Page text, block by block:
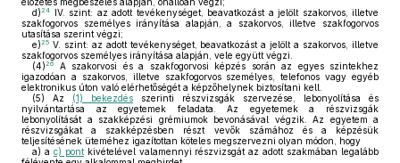
d)24
IV. szint: az adott tevékenységet, beavatkozást a jelölt szakorvos, illetve
szakfogorvos személyes irányítása alapján, a szakorvos, illetve szakfogorvos
utasítása szerint végzi;
e)25 V. szint: az adott tevékenységet, beavatkozást a jelölt a szakorvos, illetve
szakfogorvos személyes irányítása alapján, vele együtt végzi.
(4)26
A szakorvosi és a szakfogorvosi képzés során az egyes szintekhez
igazodóan a szakorvos, illetve szakfogorvos személyes, telefonos vagy egyéb
elektronikus úton való elérhetőségét a képzőhelynek biztosítani kell.
(5) Az (1) bekezdés szerinti részvizsgák szervezése, lebonyolítása és
nyilvántartása az egyetemek feladata. Az egyetemek a részvizsgák
lebonyolítását a szakképzési grémiumok bevonásával végzik. Az egyetem a
részvizsgákat a szakképzésben részt vevők számához és a képzésük
teljesítésének üteméhez igazítottan köteles megszervezni olyan módon, hogy
a) a c) pontkivételével valamennyi részvizsgát az adott szakmában legalább